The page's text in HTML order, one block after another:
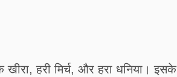
हरी मिर्च, और हरा धनिया। इसके